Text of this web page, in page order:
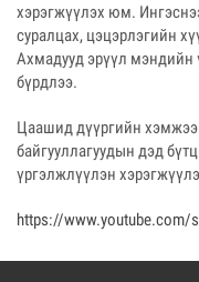
хэрэгжүүлэх юм.
суралцах, цэцэрлэгийн
Ахмадууд эрүүл мэндийн
бүрдлээ.
Цаашид дүүргийн
байгууллагуудын дэд
үргэлжлүүлэн
https://www.youtube.com/